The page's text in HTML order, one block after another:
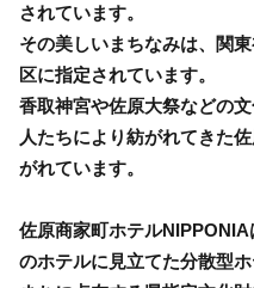
されています。
その美しいまちなみは、関
区に指定されています。
香取神宮や佐原大祭などの
人たちにより紡がれてきた
がれています。
佐原商家町ホテル
のホテルに見立てた分散型ホ